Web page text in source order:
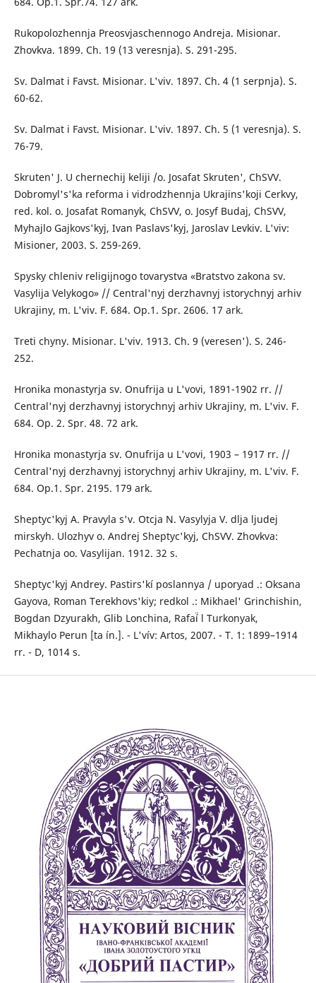
Rukopolozhennja Preosvjaschennogo Andreja. Misionar.
Zhovkva. 1899. Ch. 19 (13 veresnja). S. 291-295.
Sv. Dalmat i Favst. Misionar. L'viv. 1897. Ch. 4 (1 serpnja). S.
60-62.
Sv. Dalmat i Favst. Misionar. L'viv. 1897. Ch. 5 (1 veresnja). S.
76-79.
Skruten' J. U chernechij keliji /o. Josafat Skruten', ChSVV.
Dobromyl's'ka reforma i vidrodzhennja Ukrajins'koji Cerkvy,
red. kol. o. Josafat Romanyk, ChSVV, o. Josyf Budaj, ChSVV,
Myhajlo Gajkovs'kyj, Ivan Paslavs'kyj, Jaroslav Levkiv. L'viv:
Misioner, 2003. S. 259-269.
Spysky chleniv religijnogo tovarystva «Bratstvo zakona sv.
Vasylija Velykogo» // Central'nyj derzhavnyj istorychnyj arhiv
Ukrajiny, m. L'viv. F. 684. Op.1. Spr. 2606. 17 ark.
Treti chyny. Misionar. L'viv. 1913. Ch. 9 (veresen'). S. 246-
252.
Hronika monastyrja sv. Onufrija u L'vovi, 1891-1902 rr. //
Central'nyj derzhavnyj istorychnyj arhiv Ukrajiny, m. L'viv. F.
684. Op. 2. Spr. 48. 72 ark.
Hronika monastyrja sv. Onufrija u L'vovi, 1903 – 1917 rr. //
Central'nyj derzhavnyj istorychnyj arhiv Ukrajiny, m. L'viv. F.
684. Op.1. Spr. 2195. 179 ark.
Sheptyc'kyj A. Pravyla s'v. Otcja N. Vasylyja V. dlja ljudej
mirskyh. Ulozhyv o. Andrej Sheptyc'kyj, ChSVV. Zhovkva:
Pechatnja oo. Vasylijan. 1912. 32 s.
Sheptyc'kyj Andrey. Pastirs'kí poslannya / uporyad .: Oksana
Gayova, Roman Terekhovs'kiy; redkol .: Mikhael' Grinchishin,
Bogdan Dzyurakh, Glib Lonchina, Rafaí̈ l Turkonyak,
Mikhaylo Perun [ta ín.]. - L'vív: Artos, 2007. - T. 1: 1899–1914
rr. - D, 1014 s.